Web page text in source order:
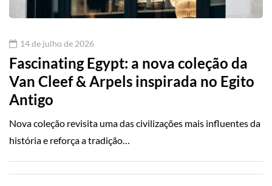
14 de julho de 2026
Fascinating Egypt: a nova coleção da
Van Cleef & Arpels inspirada no Egito
Antigo
Nova coleção revisita uma das civilizações mais influentes da
história e reforça a tradição…